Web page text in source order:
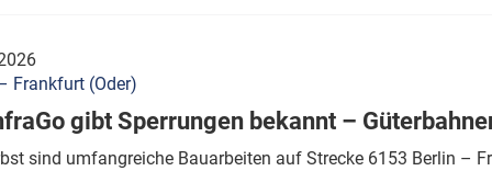
Frankfurt (Oder)
gibt Sperrungen bekannt –
sind umfangreiche Bauarbeiten auf Strecke 6153 Berlin –